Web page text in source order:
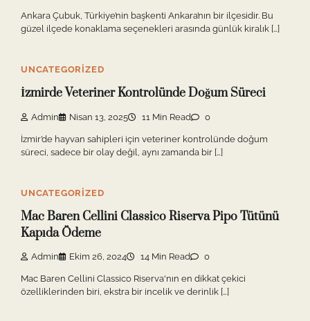
Ankara Çubuk, Türkiye’nin başkenti Ankara’nın bir ilçesidir. Bu
güzel ilçede konaklama seçenekleri arasında günlük kiralık […]
UNCATEGORIZED
İzmirde Veteriner Kontrolünde Doğum Süreci
Admin Nisan 13, 2025 11 Min Read 0
İzmir’de hayvan sahipleri için veteriner kontrolünde doğum
süreci, sadece bir olay değil, aynı zamanda bir […]
UNCATEGORIZED
Mac Baren Cellini Classico Riserva Pipo Tütünü
Kapıda Ödeme
Admin Ekim 26, 2024 14 Min Read 0
Mac Baren Cellini Classico Riserva'nın en dikkat çekici
özelliklerinden biri, ekstra bir incelik ve derinlik […]